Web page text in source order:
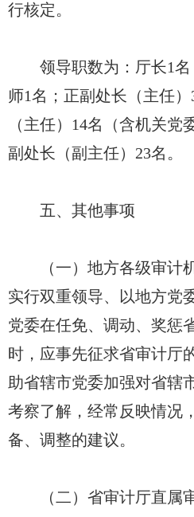
行核定。
领导职数为：厅长1名
师1名；正副处长（主任
（主任）14名（含机关党
副处长（副主任）23名。
五、其他事项
（一）地方各级审计机
实行双重领导、以地方党
党委在任免、调动、奖惩
时，应事先征求省审计厅
助省辖市党委加强对省辖
考察了解，经常反映情况
备、调整的建议。
（二）省审计厅直属